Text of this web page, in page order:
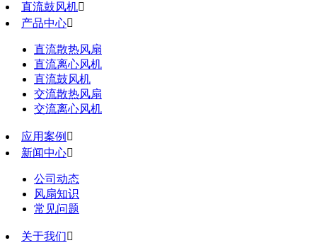
直流鼓风机
产品中心
直流散热风扇
直流离心风机
直流鼓风机
交流散热风扇
交流离心风机
应用案例 
新闻中心
公司动态
风扇知识
常见问题
关于我们